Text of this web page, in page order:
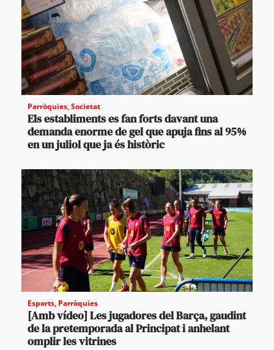
Parròquies,Societat
Els establiments es fan forts davant una
demanda enorme de gel que apuja fins al 95%
en un juliol que ja és històric
Esports, Parròquies
[Amb vídeo] Les jugadores del Barça, gaudint
de la pretemporada al Principat i anhelant
omplir les vitrines